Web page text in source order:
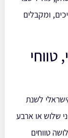
ומקבלים
טווחי
לשנת
שלוש או ארבע
טווחים